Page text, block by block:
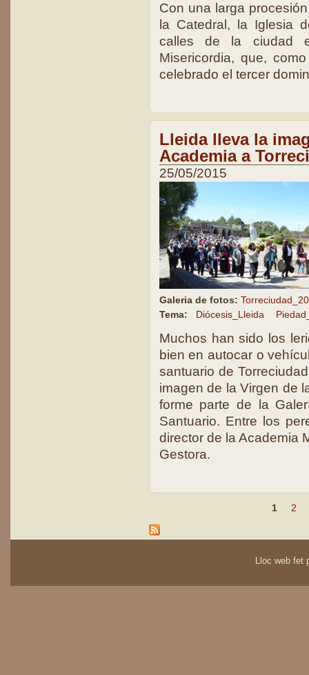
Con una larga
la Catedral, la Iglesia
calles de la ciudad
Misericordia, que,
celebrado el tercer
Lleida lleva la
Academia a
25/05/2015
Galeria de fotos:
Tema:
Diócesis_Lleida
Muchos han sido los
bien en autocar o
santuario de
imagen de la Virgen de
forme parte de la
Santuario. Entre los
director de la Academia
Gestora.
1 2
Lloc web fet